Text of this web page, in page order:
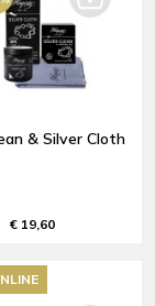
& Silver Cloth
€ 19,60